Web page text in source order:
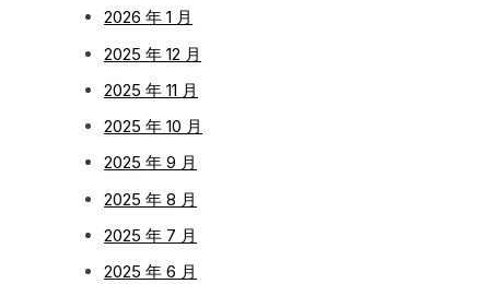
2026 年 1 月
2025 年 12 月
2025 年 11 月
2025 年 10 月
2025 年 9 月
2025 年 8 月
2025 年 7 月
2025 年 6 月